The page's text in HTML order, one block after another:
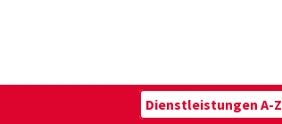
Dienstleistungen A-Z